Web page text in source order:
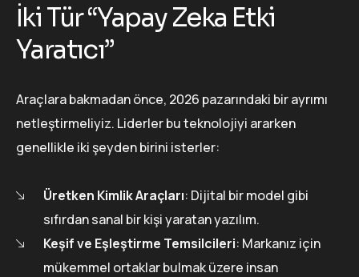
İki Tür “Yapay Zeka Etki
Yaratıcı”
Araçlara bakmadan önce, 2026 pazarındaki bir ayrımı
netleştirmeliyiz. Liderler bu teknolojiyi ararken
genellikle iki şeyden birini isterler:
Üretken Kimlik Araçları: Dijital bir model gibi
sıfırdan sanal bir kişi yaratan yazılım.
Keşif ve Eşleştirme Temsilcileri: Markanız için
mükemmel ortaklar bulmak üzere insan